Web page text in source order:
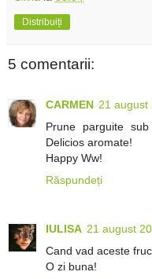
Distribuiți
5 comentarii:
CARMEN 21 august
Prune parguite
Delicios aromate!
Happy Ww!
Răspundeți
IULISA 21 august
Cand vad aceste
O zi buna!